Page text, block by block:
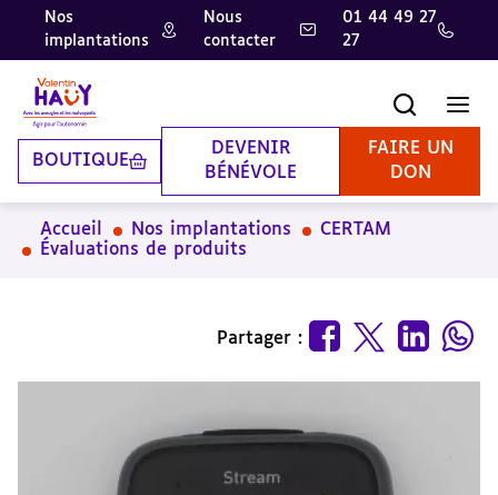
Aller
contenu
principal
Aller
pied
de
page
Aller
la
recherche
Nos
implantations
Nous
contacter
01 44 49 27
27
BOUTIQUE
DEVENIR
BÉNÉVOLE
FAIRE UN
DON
Accueil Nos implantations
CERTAM
Évaluations de produits
Partager :